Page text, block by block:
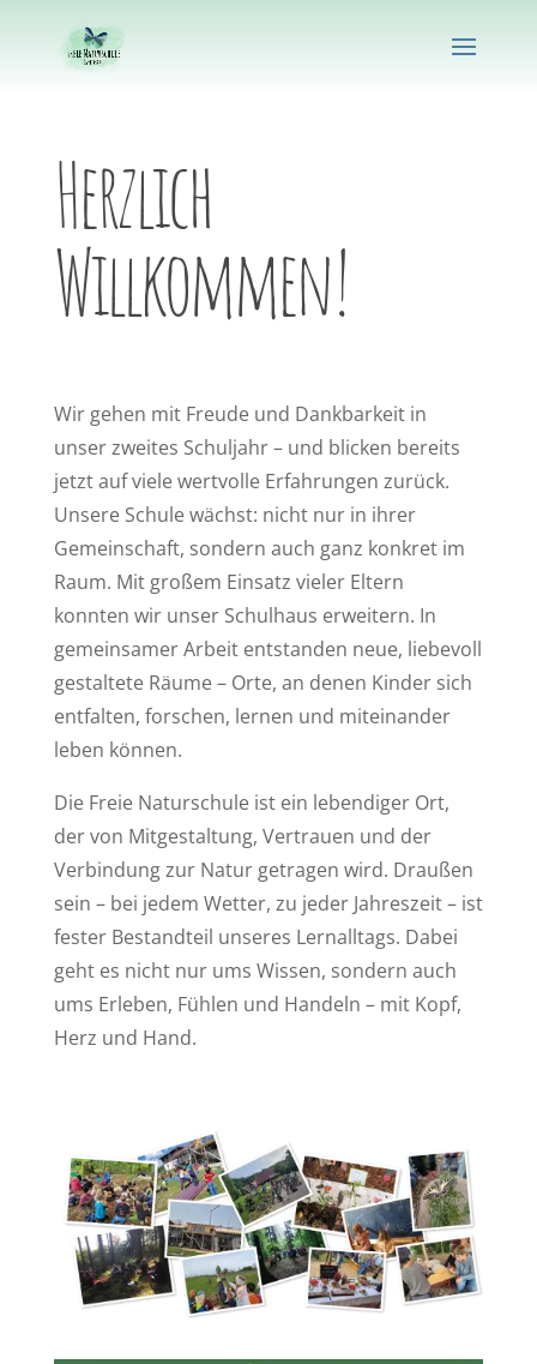
Herzlich
Willkommen!
Wir gehen mit Freude und Dankbarkeit in
unser zweites Schuljahr – und blicken bereits
jetzt auf viele wertvolle Erfahrungen zurück.
Unsere Schule wächst: nicht nur in ihrer
Gemeinschaft, sondern auch ganz konkret im
Raum. Mit großem Einsatz vieler Eltern
konnten wir unser Schulhaus erweitern. In
gemeinsamer Arbeit entstanden neue, liebevoll
gestaltete Räume – Orte, an denen Kinder sich
entfalten, forschen, lernen und miteinander
leben können.
Die Freie Naturschule ist ein lebendiger Ort,
der von Mitgestaltung, Vertrauen und der
Verbindung zur Natur getragen wird. Draußen
sein – bei jedem Wetter, zu jeder Jahreszeit – ist
fester Bestandteil unseres Lernalltags. Dabei
geht es nicht nur ums Wissen, sondern auch
ums Erleben, Fühlen und Handeln – mit Kopf,
Herz und Hand.